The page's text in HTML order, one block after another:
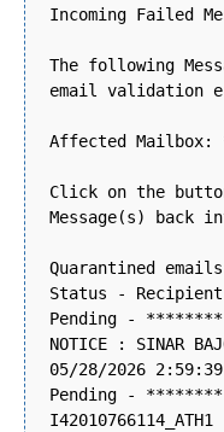
Incoming Failed
The following
email validation
Affected
Click on the
Message(s) back
Quarantined emails
Status -
Pending - ********
NOTICE : SINAR
05/28/2026 2:59:39
Pending -